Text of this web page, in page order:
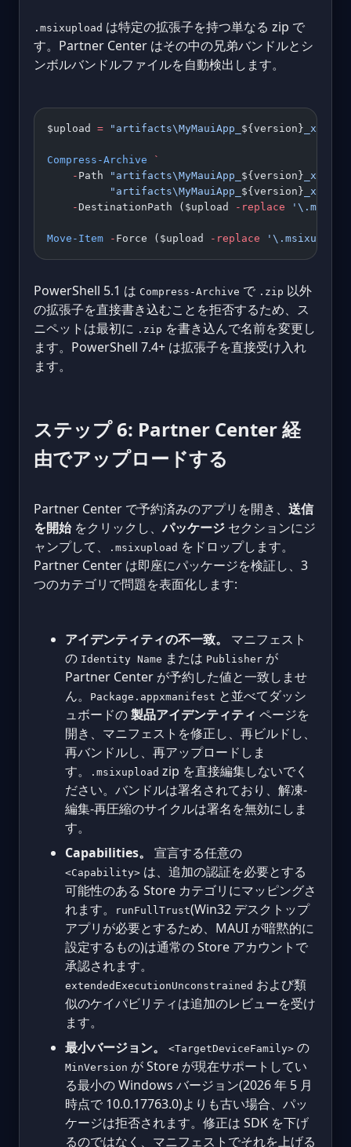
.msixupload は特定の拡張子を持つ単なる zip で
す。Partner Center はその中の兄弟バンドルとシ
ンボルバンドルファイルを自動検出します。
$upload = "artifacts\MyMauiApp_ ${version}
Compress-Archive `
    -
Path "artifacts\MyMauiApp_ ${version}
          "artifacts\MyMauiApp_
${version}
    -
DestinationPath ($upload -replace
Move-Item - Force ($upload -replace
PowerShell 5.1 は Compress-Archive で .zip 以外
の拡張子を直接書き込むことを拒否するため、ス
ニペットは最初に .zip を書き込んで名前を変更し
ます。PowerShell 7.4+ は拡張子を直接受け入れ
ます。
ステップ 6: Partner Center 経
由でアップロードする
Partner Center で予約済みのアプリを開き、 送信
を開始をクリックし、パッケージ セクションにジ
ャンプして、
.msixupload をドロップします。
Partner Center は即座にパッケージを検証し、3
つのカテゴリで問題を表面化します:
アイデンティティの不一致。
マニフェスト
の Identity Name または Publisher が
Partner Center が予約した値と一致しませ
ん。
Package.appxmanifest と並べてダッシ
ュボードの製品アイデンティティ ページを
開き、マニフェストを修正し、再ビルドし、
再バンドルし、再アップロードしま
す。
.msixupload zip を直接編集しないでく
ださい。バンドルは署名されており、解凍-
編集-再圧縮のサイクルは署名を無効にしま
す。
Capabilities。
宣言する任意の
<Capability> は、追加の認証を必要とする
可能性のある Store カテゴリにマッピングさ
れます。
runFullTrust(Win32 デスクトップ
アプリが必要とするため、MAUI が暗黙的に
設定するもの)は通常の Store アカウントで
承認されます。
extendedExecutionUnconstrained および類
似のケイパビリティは追加のレビューを受け
ます。
最小バージョン。
<TargetDeviceFamily> の
MinVersion が Store が現在サポートしてい
る最小の Windows バージョン(2026 年 5 月
時点で 10.0.17763.0)よりも古い場合、パッ
ケージは拒否されます。修正は SDK を下げ
るのではなく、マニフェストでそれを上げる